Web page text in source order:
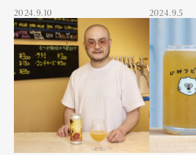
2024.9.10 2024.9.5